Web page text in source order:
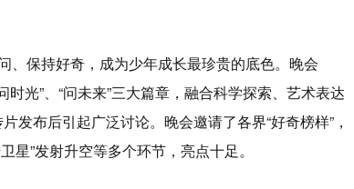
、保持好奇，成为少年成长最珍贵的底色。晚会
时光”、“问未来”三大篇章，融合科学探索、艺术表达
布后引起广泛讨论。晚会邀请了各界“好奇榜样”，
星”发射升空等多个环节，亮点十足。